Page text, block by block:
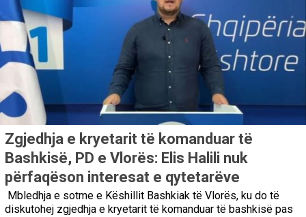
Zgjedhja e kryetarit të komanduar të
Bashkisë, PD e Vlorës: Elis Halili nuk
përfaqëson interesat e qytetarëve
Mbledhja e sotme e Këshillit Bashkiak të Vlorës, ku do të
diskutohej zgjedhja e kryetarit të komanduar të bashkisë pas